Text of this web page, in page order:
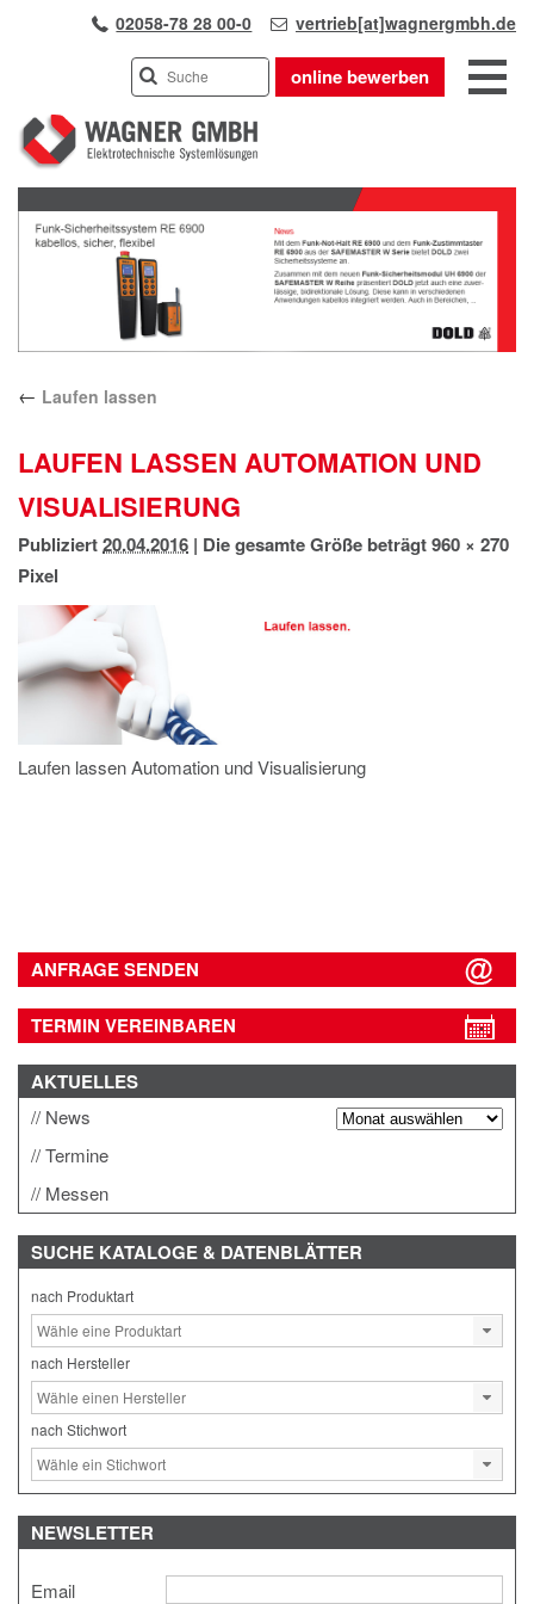
02058-78 28 00-0 vertrieb[at]wagnergmbh.de
online bewerben
INDUSTRIEVERTRETUNG
UNSER TEAM
WIR ÜBER UNS
KARRIERE
PRODUKTE
APPLIKATIONEN
KONTAKT
ANFAHRT
IMPRESSUM
DATENSCHUTZ
Previous
Next
← Laufen lassen
LAUFEN LASSEN AUTOMATION UND
VISUALISIERUNG
Publiziert20.04.2016 | Die gesamte Größe beträgt960 × 270
Pixel
Laufen lassen Automation und Visualisierung
ANFRAGE SENDEN
TERMIN VEREINBAREN
AKTUELLES
News
Termine
Messen
SUCHE KATALOGE & DATENBLÄTTER
nach Produktart
nach Hersteller
nach Stichwort
NEWSLETTER
Email